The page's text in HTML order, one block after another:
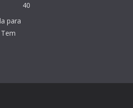
para
40